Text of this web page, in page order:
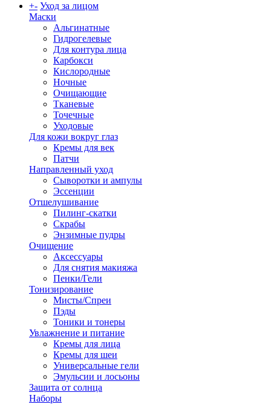
+- Уход за лицом
Маски
Альгинатные
Гидрогелевые
Для контура лица
Карбокси
Кислородные
Ночные
Очищающие
Тканевые
Точечные
Уходовые
Для кожи вокруг глаз
Кремы для век
Патчи
Направленный уход
Сыворотки и ампулы
Эссенции
Отшелушивание
Пилинг-скатки
Скрабы
Энзимные пудры
Очищение
Аксессуары
Для снятия макияжа
Пенки/Гели
Тонизирование
Мисты/Спреи
Пэды
Тоники и тонеры
Увлажнение и питание
Кремы для лица
Кремы для шеи
Универсальные гели
Эмульсии и лосьоны
Защита от солнца
Наборы